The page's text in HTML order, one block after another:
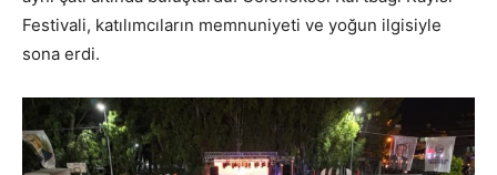
Festivali, katılımcıların memnuniyeti ve yoğun ilgisiyle
sona erdi.